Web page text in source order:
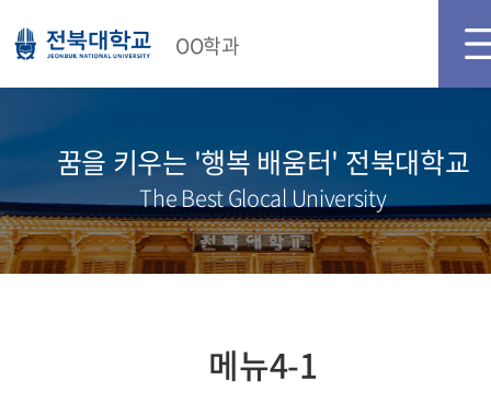
OO학과
꿈을 키우는 '행복 배움터' 전북대학교
The Best Glocal University
메뉴4-1